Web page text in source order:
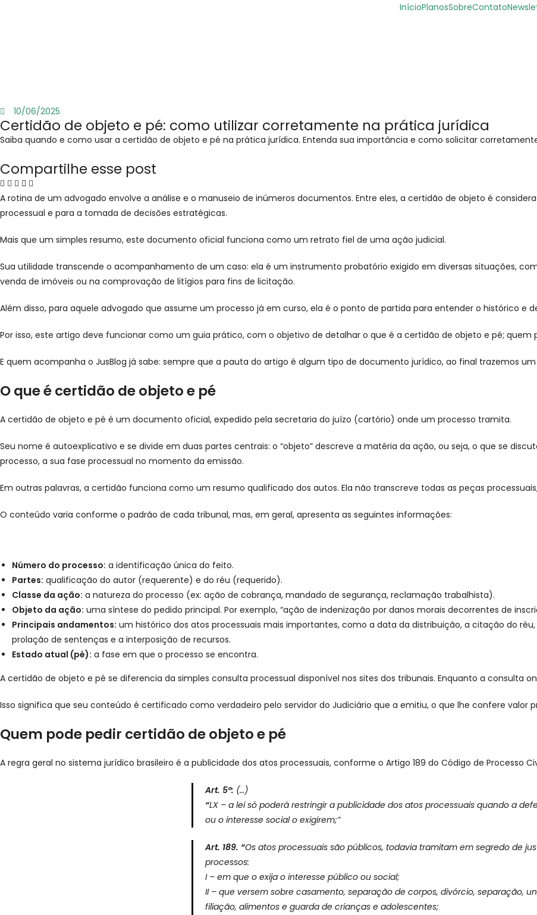
InícioPlanosSobreContato
10/06/2025
Certidão de objeto e pé: como utilizar corretamente na prática jurídica
Saiba quando e como usar a certidão de objeto e pé na prática jurídica. Entenda sua importância e como solicitar
Compartilhe esse post
A rotina de um advogado envolve a análise e o manuseio de inúmeros documentos. Entre eles, a certidão de objeto é
processual e para a tomada de decisões estratégicas.
Mais que um simples resumo, este documento oficial funciona como um retrato fiel de uma ação judicial.
Sua utilidade transcende o acompanhamento de um caso: ela é um instrumento probatório exigido em diversas situações,
venda de imóveis ou na comprovação de litígios para fins de licitação.
Além disso, para aquele advogado que assume um processo já em curso, ela é o ponto de partida para entender o histórico e
Por isso, este artigo deve funcionar como um guia prático, com o objetivo de detalhar o que é a certidão de objeto e pé;
E quem acompanha o JusBlog já sabe: sempre que a pauta do artigo é algum tipo de documento jurídico, ao final trazemos
O que é certidão de objeto e pé
A certidão de objeto e pé é um documento oficial, expedido pela secretaria do juízo (cartório) onde um processo tramita.
Seu nome é autoexplicativo e se divide em duas partes centrais: o “objeto” descreve a matéria da ação, ou seja, o que se
processo, a sua fase processual no momento da emissão.
Em outras palavras, a certidão funciona como um resumo qualificado dos autos. Ela não transcreve todas as peças
O conteúdo varia conforme o padrão de cada tribunal, mas, em geral, apresenta as seguintes informações:
Número do processo: a identificação única do feito.
Partes: qualificação do autor (requerente) e do réu (requerido).
Classe da ação: a natureza do processo (ex: ação de cobrança, mandado de segurança, reclamação trabalhista).
Objeto da ação: uma síntese do pedido principal. Por exemplo, “ação de indenização por danos morais decorrentes de
Principais andamentos: um histórico dos atos processuais mais importantes, como a data da distribuição, a citação do
prolação de sentenças e a interposição de recursos.
Estado atual (pé): a fase em que o processo se encontra.
A certidão de objeto e pé se diferencia da simples consulta processual disponível nos sites dos tribunais. Enquanto a
Isso significa que seu conteúdo é certificado como verdadeiro pelo servidor do Judiciário que a emitiu, o que lhe confere valor
Quem pode pedir certidão de objeto e pé
A regra geral no sistema jurídico brasileiro é a publicidade dos atos processuais, conforme o Artigo 189 do Código de Processo
Art. 5º: (…)
“LX – a lei só poderá restringir a publicidade dos atos processuais quando a
ou o interesse social o exigirem;”
Art. 189. “Os atos processuais são públicos, todavia tramitam em segredo de
processos:
I – em que o exija o interesse público ou social;
II – que versem sobre casamento, separação de corpos, divórcio, separação,
filiação, alimentos e guarda de crianças e adolescentes;